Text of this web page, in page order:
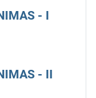
- I
- II